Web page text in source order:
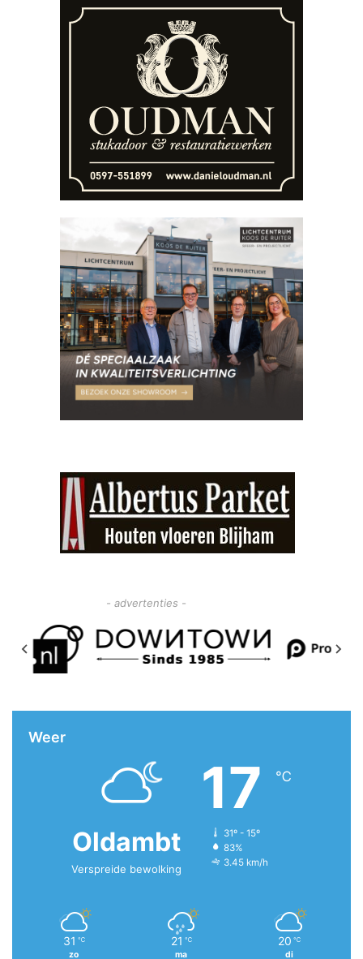
- advertenties -
Weer
Oldambt
Verspreide bewolking
17 ℃
31º - 15º
83%
3.45 km/h
31 ℃
zo
21 ℃
ma
20 ℃
di